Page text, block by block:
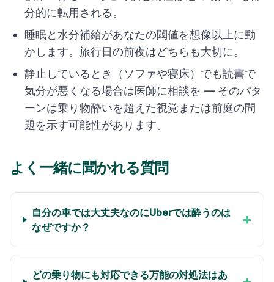
分的に転用される。
睡眠と水分補給があなたの閾値を想像以上に動
かします。旅行日の前夜はどちらも大切に。
静止しているとき（ソファや寝床）でも読書で
気分が悪くなる場合は医師に相談を — そのパタ
ーンは乗り物酔いを超えた視覚または前庭の問
題を示す可能性があります。
よく一緒に聞かれる質問
自分の車では大丈夫なのにUberでは酔うのは
なぜですか？
+
どの乗り物にも対応できる万能の対処法はあ